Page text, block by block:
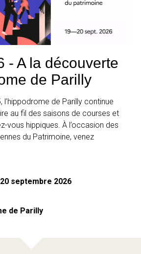
- A la découverte
de Parilly
l’hippodrome de Parilly continue
au fil des saisons de courses et
vous hippiques. À l’occasion des
du Patrimoine, venez
20 septembre 2026
de Parilly